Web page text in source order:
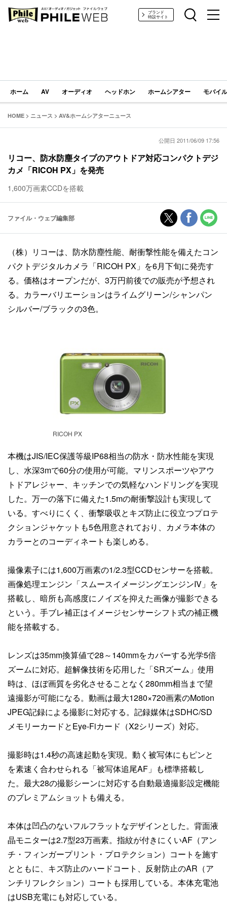
PHILE WEB｜AV/オーディオ/ガジェットブランド
特設サイト
ホーム AV オーディオ ヘッドホン ホームシアター モバイ
HOME > ニュース > AV&ホームシアターニュース
公開日 2011/06/09 17:56
リコー、防水防塵タイプのアウトドア対応コンパクトデジ
カメ「RICOH PX」を発売
1,600万画素CCDを搭載
ファイル・ウェブ編集部
（株）リコーは、防水防塵性能、耐衝撃性能を備えたコン
パクトデジタルカメラ「RICOH PX」を6月下旬に発売す
る。価格はオープンだが、3万円前後での販売が予想され
る。カラーバリエーションはライムグリーン/シャンパン
シルバー/ブラックの3色。
RICOH PX
本機はJIS/IEC保護等級IP68相当の防水・防水性能を実現
し、水深3mで60分の使用が可能。マリンスポーツやアウ
トドアレジャー、キッチンでの気軽なハンドリングを実現
した。万一の落下に備えた1.5mの耐衝撃設計も実現して
いる。すべりにくく、衝撃吸収とキズ防止に役立つプロテ
クションジャケットも5色用意されており、カメラ本体の
カラーとのコーディネートも楽しめる。
撮像素子には1,600万画素の1/2.3型CCDセンサーを搭載。
画像処理エンジン「スムースイメージングエンジンIV」を
搭載し、暗所も高感度にノイズを抑えた画像が撮影できる
という。手ブレ補正はイメージセンサーシフト式の補正機
能を搭載する。
レンズは35mm換算値で28～140mmをカバーする光学5倍
ズームに対応。超解像技術を応用した「SRズーム」使用
時は、ほぼ画質を劣化させることなく280mm相当まで望
遠撮影が可能になる。動画は最大1280×720画素のMotion
JPEG記録による撮影に対応する。記録媒体はSDHC/SD
メモリーカードとEye-Fiカード（X2シリーズ）対応。
撮影時は1.4秒の高速起動を実現。動く被写体にもピンと
を素速く合わせられる「被写体追尾AF」も標準搭載し
た。最大28の撮影シーンに対応する自動最適撮影設定機能
のプレミアムショットも備える。
本体は凹凸のないフルフラットなデザインとした。背面液
晶モニターは2.7型23万画素。指紋が付きにくいAF（アン
チ・フィンガープリント・プロテクション）コートを施す
とともに、キズ防止のハードコート、反射防止のAR（ア
ンチリフレクション）コートも採用している。本体充電池
はUSB充電にも対応している。